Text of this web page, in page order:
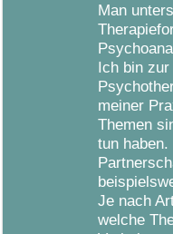
Man
Ich bin zur
meiner
Themen
tun
Je nach
welche